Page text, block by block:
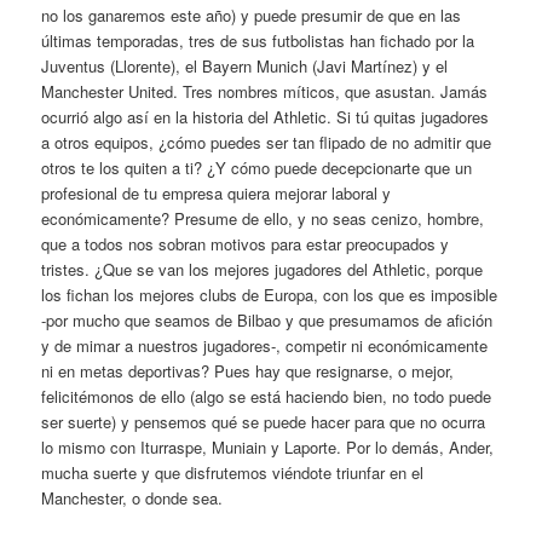
no los ganaremos este año) y puede presumir de que en las
últimas temporadas, tres de sus futbolistas han fichado por la
Juventus (Llorente), el Bayern Munich (Javi Martínez) y el
Manchester United. Tres nombres míticos, que asustan. Jamás
ocurrió algo así en la historia del Athletic. Si tú quitas jugadores
a otros equipos, ¿cómo puedes ser tan flipado de no admitir que
otros te los quiten a ti? ¿Y cómo puede decepcionarte que un
profesional de tu empresa quiera mejorar laboral y
económicamente? Presume de ello, y no seas cenizo, hombre,
que a todos nos sobran motivos para estar preocupados y
tristes. ¿Que se van los mejores jugadores del Athletic, porque
los fichan los mejores clubs de Europa, con los que es imposible
-por mucho que seamos de Bilbao y que presumamos de afición
y de mimar a nuestros jugadores-, competir ni económicamente
ni en metas deportivas? Pues hay que resignarse, o mejor,
felicitémonos de ello (algo se está haciendo bien, no todo puede
ser suerte) y pensemos qué se puede hacer para que no ocurra
lo mismo con Iturraspe, Muniain y Laporte. Por lo demás, Ander,
mucha suerte y que disfrutemos viéndote triunfar en el
Manchester, o donde sea.